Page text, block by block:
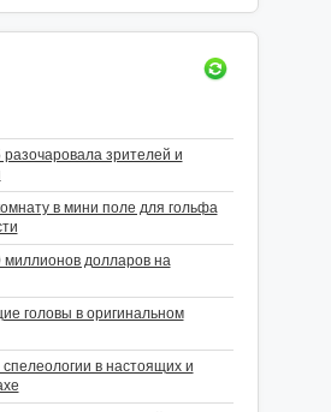
зрителей и
в мини поле для гольфа
долларов на
головы в оригинальном
в настоящих и